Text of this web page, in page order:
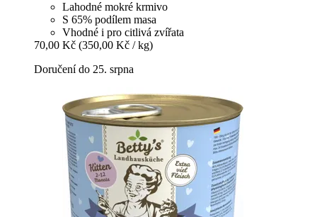
Lahodné mokré krmivo
S 65% podílem masa
Vhodné i pro citlivá zvířata
70,00 Kč (350,00 Kč / kg)
Doručení do 25. srpna